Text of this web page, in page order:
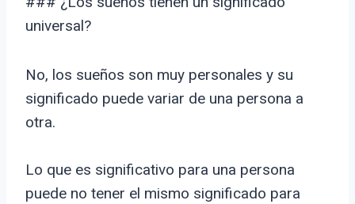
universal?
No, los sueños son muy personales y su
significado puede variar de una persona a
otra.
Lo que es significativo para una persona
puede no tener el mismo significado para